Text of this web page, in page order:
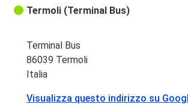
Termoli (Terminal Bus)
Terminal Bus
86039 Termoli
Italia
Visualizza questo indirizzo su